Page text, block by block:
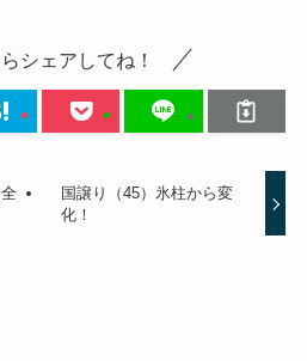
シェアしてね！
国譲り（45）氷柱から変
化！